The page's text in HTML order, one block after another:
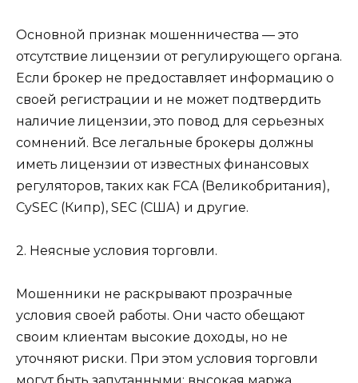
Основной признак мошенничества — это
отсутствие лицензии от регулирующего органа.
Если брокер не предоставляет информацию о
своей регистрации и не может подтвердить
наличие лицензии, это повод для серьезных
сомнений. Все легальные брокеры должны
иметь лицензии от известных финансовых
регуляторов, таких как FCA (Великобритания),
CySEC (Кипр), SEC (США) и другие.
2. Неясные условия торговли.
Мошенники не раскрывают прозрачные
условия своей работы. Они часто обещают
своим клиентам высокие доходы, но не
уточняют риски. При этом условия торговли